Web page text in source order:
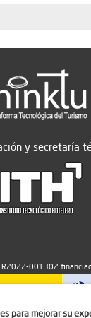
y secretaría
001302
para mejorar su